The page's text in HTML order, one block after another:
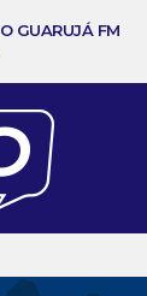
GUARUJÁ FM